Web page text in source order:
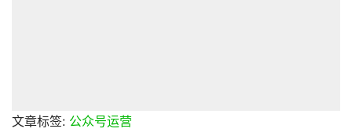
文章标签: 公众号运营